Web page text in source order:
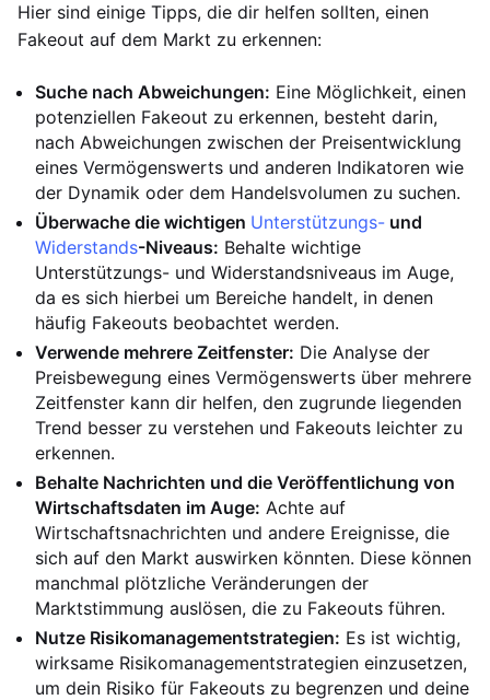
Hier sind einige Tipps, die dir helfen sollten, einen
Fakeout auf dem Markt zu erkennen:
Suche nach Abweichungen: Eine Möglichkeit, einen
potenziellen Fakeout zu erkennen, besteht darin,
nach Abweichungen zwischen der Preisentwicklung
eines Vermögenswerts und anderen Indikatoren wie
der Dynamik oder dem Handelsvolumen zu suchen.
Überwache die wichtigen Unterstützungs- und
Widerstands-Niveaus: Behalte wichtige
Unterstützungs- und Widerstandsniveaus im Auge,
da es sich hierbei um Bereiche handelt, in denen
häufig Fakeouts beobachtet werden.
Verwende mehrere Zeitfenster: Die Analyse der
Preisbewegung eines Vermögenswerts über mehrere
Zeitfenster kann dir helfen, den zugrunde liegenden
Trend besser zu verstehen und Fakeouts leichter zu
erkennen.
Behalte Nachrichten und die Veröffentlichung von
Wirtschaftsdaten im Auge: Achte auf
Wirtschaftsnachrichten und andere Ereignisse, die
sich auf den Markt auswirken könnten. Diese können
manchmal plötzliche Veränderungen der
Marktstimmung auslösen, die zu Fakeouts führen.
Nutze Risikomanagementstrategien: Es ist wichtig,
wirksame Risikomanagementstrategien einzusetzen,
um dein Risiko für Fakeouts zu begrenzen und deine